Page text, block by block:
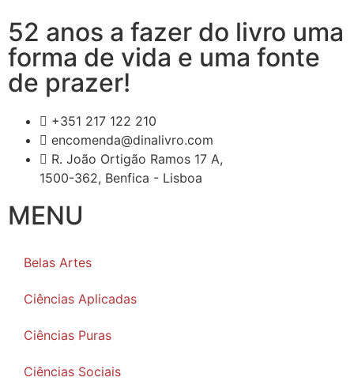
52 anos a fazer do livro uma
forma de vida e uma fonte
de prazer!
+351 217 122 210
encomenda@dinalivro.com
R. João Ortigão Ramos 17 A,
1500-362, Benfica - Lisboa
MENU
Belas Artes
Ciências Aplicadas
Ciências Puras
Ciências Sociais